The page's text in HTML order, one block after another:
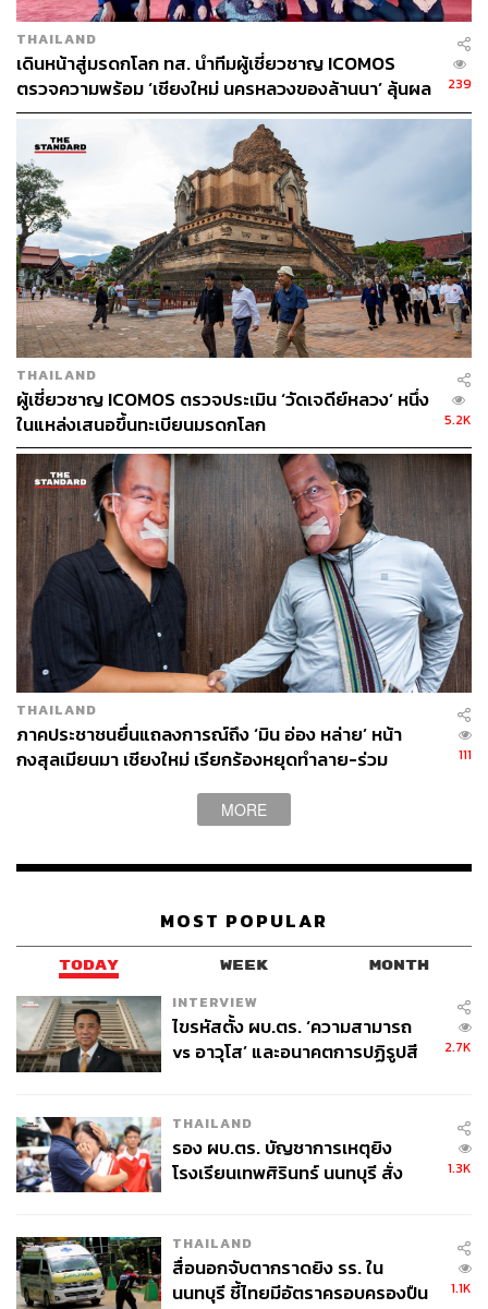
ภาพ: พงศ์มนัส ทาศิริ
TAGS: จีนเปิดประเทศ
นักท่องเที่ยวต่างชาติ
เชื้อไวรัสโคโรนา
โควิด-19
เชียงใหม่
นักท่องเที่ยว
ท่าอากาศยานเชียงใหม่
การท่องเที่ยว
นักท่องเที่ยวชาวไทย
1.5K
ABOUT THE AUTHOR
THE STANDARD TEAM
กองบรรณาธิการ THE STANDARD
ABOUT THE PHOTOGRAPHER
กองบรรณาธิการ THE STANDARD
THAILAND
เดินหน้าสู่มรดกโลก ทส. นำทีมผู้เชี่ยวชาญ ICOMOS
ตรวจความพร้อม ‘เชียงใหม่ นครหลวงของล้านนา’ ลุ้นผล
พิจารณาปีหน้า
239
THAILAND
ผู้เชี่ยวชาญ ICOMOS ตรวจประเมิน ‘วัดเจดีย์หลวง’ หนึ่ง
ในแหล่งเสนอขึ้นทะเบียนมรดกโลก
5.2K
THAILAND
ภาคประชาชนยื่นแถลงการณ์ถึง ‘มิน อ่อง หล่าย’ หน้า
กงสุลเมียนมา เชียงใหม่ เรียกร้องหยุดทำลาย-ร่วม
111
MORE
MOST POPULAR
TODAY WEEK MONTH
INTERVIEW
ไขรหัสตั้ง ผบ.ตร. ‘ความสามารถ
vs อาวุโส’ และอนาคตการปฏิรูปสี
2.7K
THAILAND
รอง ผบ.ตร. บัญชาการเหตุยิง
โรงเรียนเทพศิรินทร์ นนทบุรี สั่ง
1.3K
THAILAND
สื่อนอกจับตากราดยิง รร. ใน
นนทบุรี ชี้ไทยมีอัตราครอบครองปืน
1.1K